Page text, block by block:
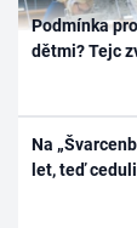
Podmínka
dětmi? Tejc
Na
let, teď